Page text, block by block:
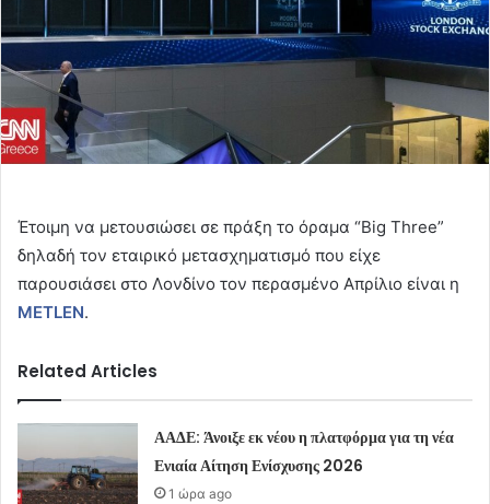
Έτοιμη να μετουσιώσει σε πράξη το όραμα “Big Three”
δηλαδή τον εταιρικό μετασχηματισμό που είχε
παρουσιάσει στο Λονδίνο τον περασμένο Απρίλιο είναι η
METLEN.
Related Articles
ΑΑΔΕ: Άνοιξε εκ νέου η πλατφόρμα για τη νέα
Ενιαία Αίτηση Ενίσχυσης 2026
1 ώρα ago